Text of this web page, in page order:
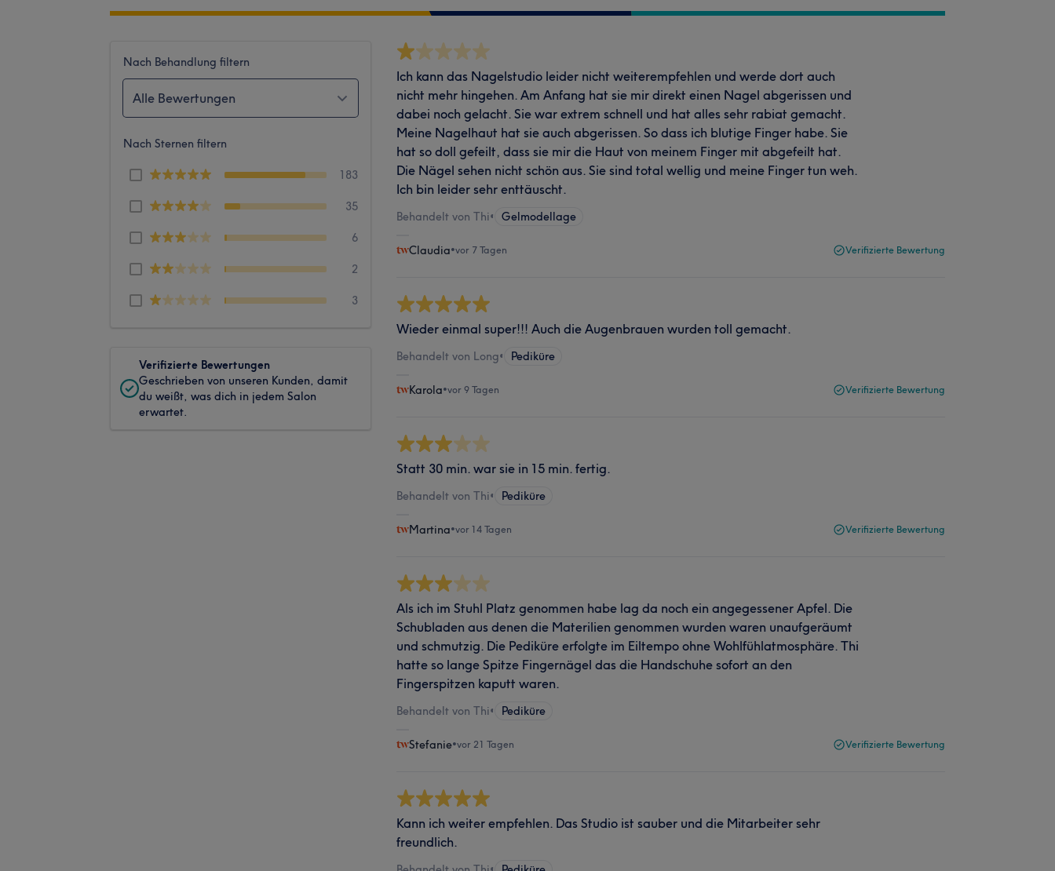
Nach Behandlung filtern
Alle Bewertungen
Nach Sternen filtern
183
35
6
2
3
Verifizierte Bewertungen
Geschrieben von unseren Kunden, damit
du weißt, was dich in jedem Salon
erwartet.
Ich kann das Nagelstudio leider nicht weiterempfehlen und werde dort auch
nicht mehr hingehen. Am Anfang hat sie mir direkt einen Nagel abgerissen und
dabei noch gelacht. Sie war extrem schnell und hat alles sehr rabiat gemacht.
Meine Nagelhaut hat sie auch abgerissen. So dass ich blutige Finger habe. Sie
hat so doll gefeilt, dass sie mir die Haut von meinem Finger mit abgefeilt hat.
Die Nägel sehen nicht schön aus. Sie sind total wellig und meine Finger tun weh.
Ich bin leider sehr enttäuscht.
Behandelt von Thi• Gelmodellage
Claudia•vor 7 Tagen Verifizierte Bewertung
Wieder einmal super!!! Auch die Augenbrauen wurden toll gemacht.
Behandelt von Long• Pediküre
Karola•vor 9 Tagen Verifizierte Bewertung
Statt 30 min. war sie in 15 min. fertig.
Behandelt von Thi• Pediküre
Martina•vor 14 Tagen Verifizierte Bewertung
Als ich im Stuhl Platz genommen habe lag da noch ein angegessener Apfel. Die
Schubladen aus denen die Materilien genommen wurden waren unaufgeräumt
und schmutzig. Die Pediküre erfolgte im Eiltempo ohne Wohlfühlatmosphäre. Thi
hatte so lange Spitze Fingernägel das die Handschuhe sofort an den
Fingerspitzen kaputt waren.
Behandelt von Thi• Pediküre
Stefanie•vor 21 Tagen Verifizierte Bewertung
Kann ich weiter empfehlen. Das Studio ist sauber und die Mitarbeiter sehr
freundlich.